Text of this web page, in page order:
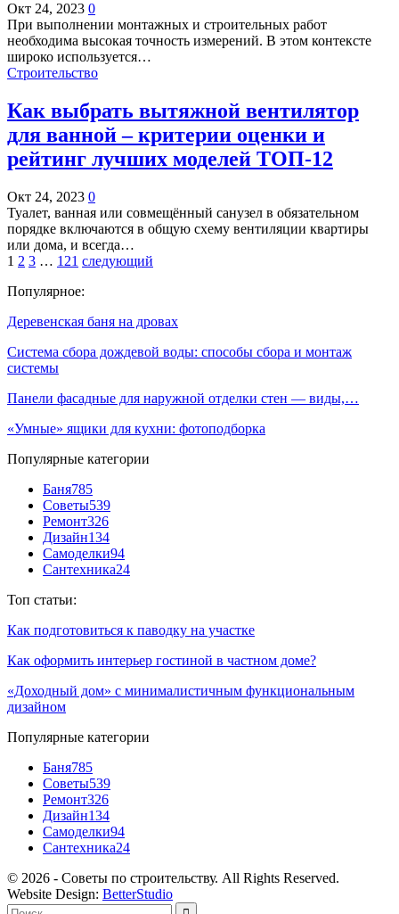
Окт 24, 2023 0
При выполнении монтажных и строительных работ
необходима высокая точность измерений. В этом контексте
широко используется…
Строительство
Как выбрать вытяжной вентилятор
для ванной – критерии оценки и
рейтинг лучших моделей ТОП-12
Окт 24, 2023 0
Туалет, ванная или совмещённый санузел в обязательном
порядке включаются в общую схему вентиляции квартиры
или дома, и всегда…
1 2 3 … 121 следующий
Популярное:
Деревенская баня на дровах
Система сбора дождевой воды: способы сбора и монтаж
системы
Панели фасадные для наружной отделки стен — виды,…
«Умные» ящики для кухни: фотоподборка
Популярные категории
Баня785
Советы539
Ремонт326
Дизайн134
Самоделки94
Сантехника24
Топ статьи:
Как подготовиться к паводку на участке
Как оформить интерьер гостиной в частном доме?
«Доходный дом» с минималистичным функциональным
дизайном
Популярные категории
Баня785
Советы539
Ремонт326
Дизайн134
Самоделки94
Сантехника24
© 2026 - Советы по строительству. All Rights Reserved.
Website Design: BetterStudio